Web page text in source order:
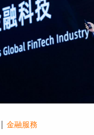
| 金融服務